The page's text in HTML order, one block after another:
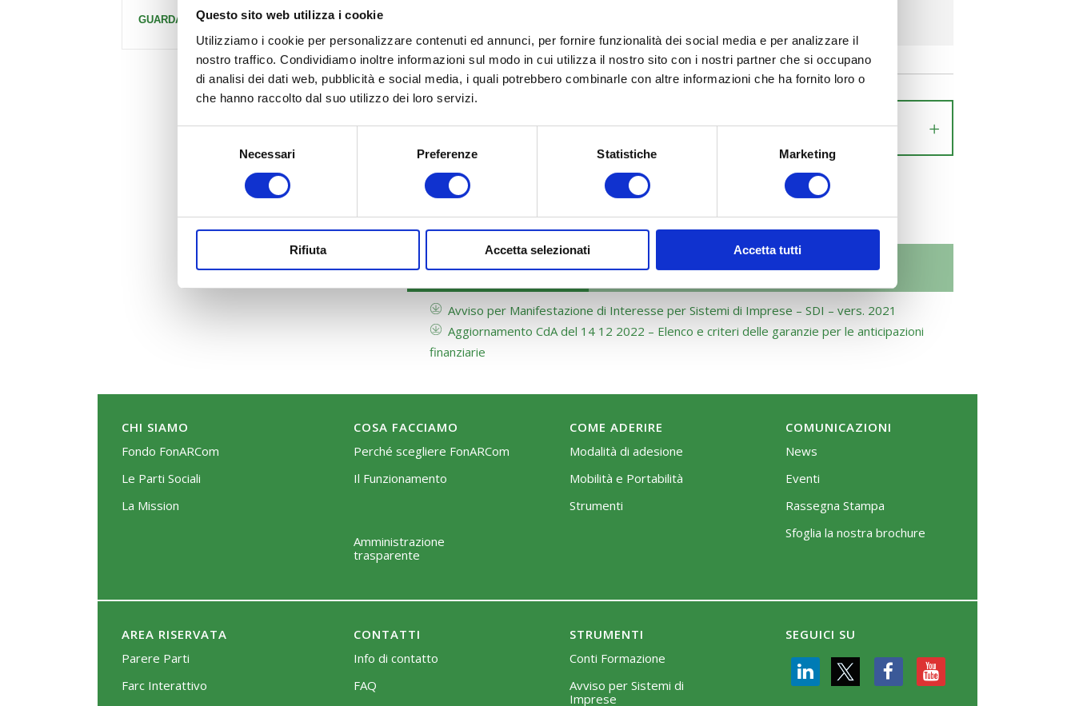
Questo sito web utilizza i cookie
Utilizziamo i cookie per personalizzare contenuti ed annunci, per fornire funzionalità dei social media e per analizzare il
nostro traffico. Condividiamo inoltre informazioni sul modo in cui utilizza il nostro sito con i nostri partner che si occupano
di analisi dei dati web, pubblicità e social media, i quali potrebbero combinarle con altre informazioni che ha fornito loro o
che hanno raccolto dal suo utilizzo dei loro servizi.
Necessari Preferenze Statistiche Marketing
Rifiuta Accetta selezionati Accetta tutti
GUARDA TUTTI +
SCOPRI LE NEWS PRECEDENTI
DOCUMENTAZIONE MODULISTICA ARCHIVIO
Avviso per Manifestazione di Interesse per Sistemi di Imprese – SDI – vers. 2021
Aggiornamento CdA del 14 12 2022 – Elenco e criteri delle garanzie per le anticipazioni
finanziarie
CHI SIAMO
Fondo FonARCom
Le Parti Sociali
La Mission
COSA FACCIAMO
Perché scegliere FonARCom
Il Funzionamento
Amministrazione
trasparente
COME ADERIRE
Modalità di adesione
Mobilità e Portabilità
Strumenti
COMUNICAZIONI
News
Eventi
Rassegna Stampa
Sfoglia la nostra brochure
AREA RISERVATA
Parere Parti
Farc Interattivo
CONTATTI
Info di contatto
FAQ
STRUMENTI
Conti Formazione
Avviso per Sistemi di
Imprese
SEGUICI SU